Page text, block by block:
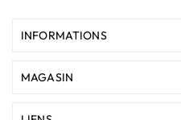
INFORMATIONS
MAGASIN